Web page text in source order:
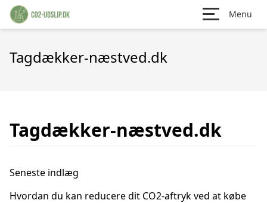
Menu
Tagdækker-næstved.dk
Tagdækker-næstved.dk
Seneste indlæg
Hvordan du kan reducere dit CO2-aftryk ved at købe